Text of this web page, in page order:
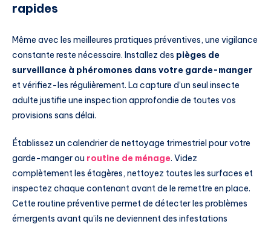
rapides
Même avec les meilleures pratiques préventives, une vigilance
constante reste nécessaire. Installez des pièges de
surveillance à phéromones dans votre garde-manger
et vérifiez-les régulièrement. La capture d’un seul insecte
adulte justifie une inspection approfondie de toutes vos
provisions sans délai.
Établissez un calendrier de nettoyage trimestriel pour votre
garde-manger ou routine de ménage. Videz
complètement les étagères, nettoyez toutes les surfaces et
inspectez chaque contenant avant de le remettre en place.
Cette routine préventive permet de détecter les problèmes
émergents avant qu’ils ne deviennent des infestations